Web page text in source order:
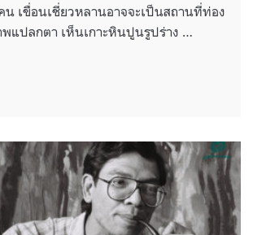
น เขื่อนเชี่ยวหลานอาจจะเป็นสถานที่ท่อง
แปลกตา เห็นเกาะหินปูนรูปร่าง …